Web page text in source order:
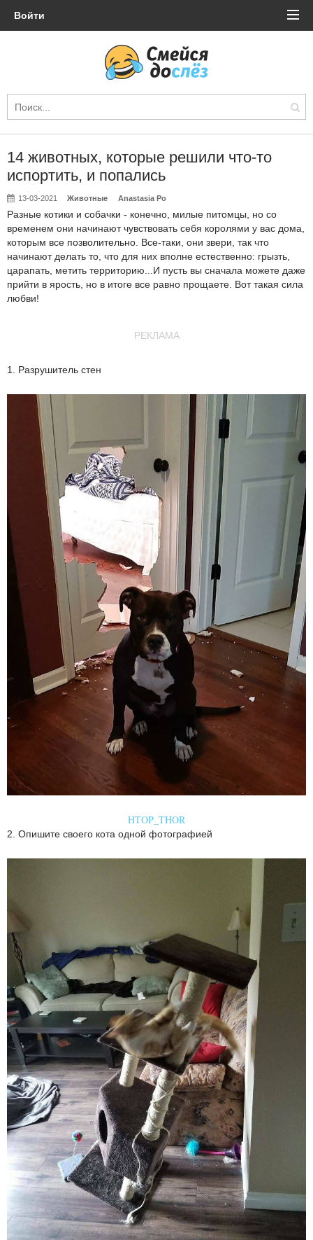
Войти
14 животных, которые решили что-то
испортить, и попались
13-03-2021 Животные Anastasia Po
Разные котики и собачки - конечно, милые питомцы, но со
временем они начинают чувствовать себя королями у вас дома,
которым все позволительно. Все-таки, они звери, так что
начинают делать то, что для них вполне естественно: грызть,
царапать, метить территорию...И пусть вы сначала можете даже
прийти в ярость, но в итоге все равно прощаете. Вот такая сила
любви!
РЕКЛАМА
1. Разрушитель стен
HTOP_THOR
2. Опишите своего кота одной фотографией